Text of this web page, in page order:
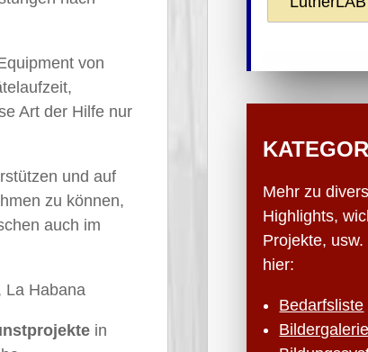
von
Art der Hilfe nur
und auf
zu können,
auch im
La Habana
in
Mehr zu
Highlights,
Projekte,
hier:
Bedarfsliste